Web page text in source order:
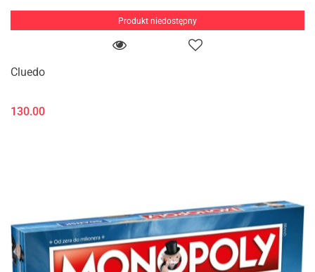
Produkt niedostępny
Cluedo
130.00